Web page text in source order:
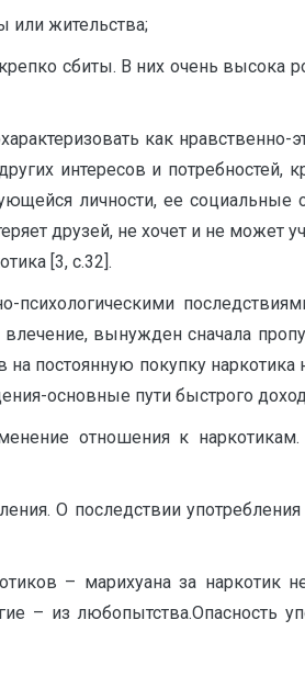
или жительства;
сбиты. В них очень высока
как нравственно-
интересов и потребностей,
личности, ее социальные
друзей, не хочет и не может
[3, с.32].
вынужден сначала
на постоянную покупку
основные пути быстрого
отношения к
О последствии
– марихуана за наркотик
– из любопытства.Опасность